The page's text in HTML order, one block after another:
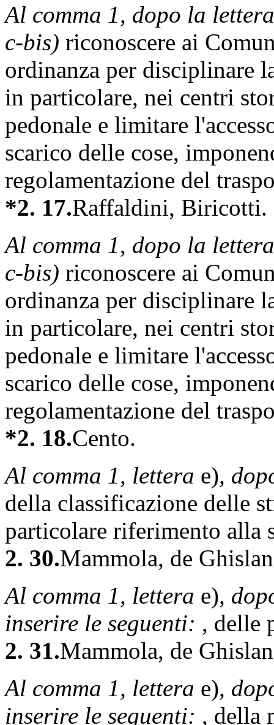
Al comma 1, dopo la
c-bis) riconoscere ai
ordinanza per disciplinare
in particolare, nei centri
pedonale e limitare
scarico delle cose,
regolamentazione del
*2. 17.Raffaldini, Biricotti.
Al comma 1, dopo la
c-bis) riconoscere ai
ordinanza per disciplinare
in particolare, nei centri
pedonale e limitare
scarico delle cose,
regolamentazione del
*2. 18.Cento.
Al comma 1, lettera e),
della classificazione delle
particolare riferimento alla
2. 30.Mammola, de
Al comma 1, lettera e),
inserire le seguenti: , delle
2. 31.Mammola, de
Al comma 1, lettera e),
inserire le seguenti: , della